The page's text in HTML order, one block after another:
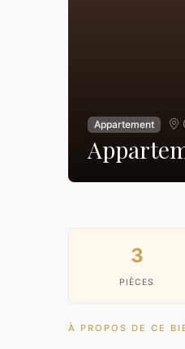
Appartement
3
PIÈCES
À PROPOS DE CE